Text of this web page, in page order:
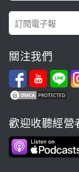
關注我們
歡迎收聽經營